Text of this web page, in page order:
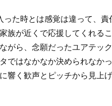
た時とは感覚は違って、責
族が近くで応援してくれる
がら、念願だったユアテッ
ではなかなか決められなか
く歓声とピッチから見上